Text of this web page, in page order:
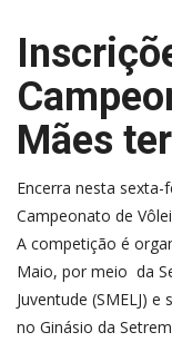
Mães
Encerra nesta
Campeonato de
A competição é
Maio, por meio da
Juventude (SMELJ)
no Ginásio da